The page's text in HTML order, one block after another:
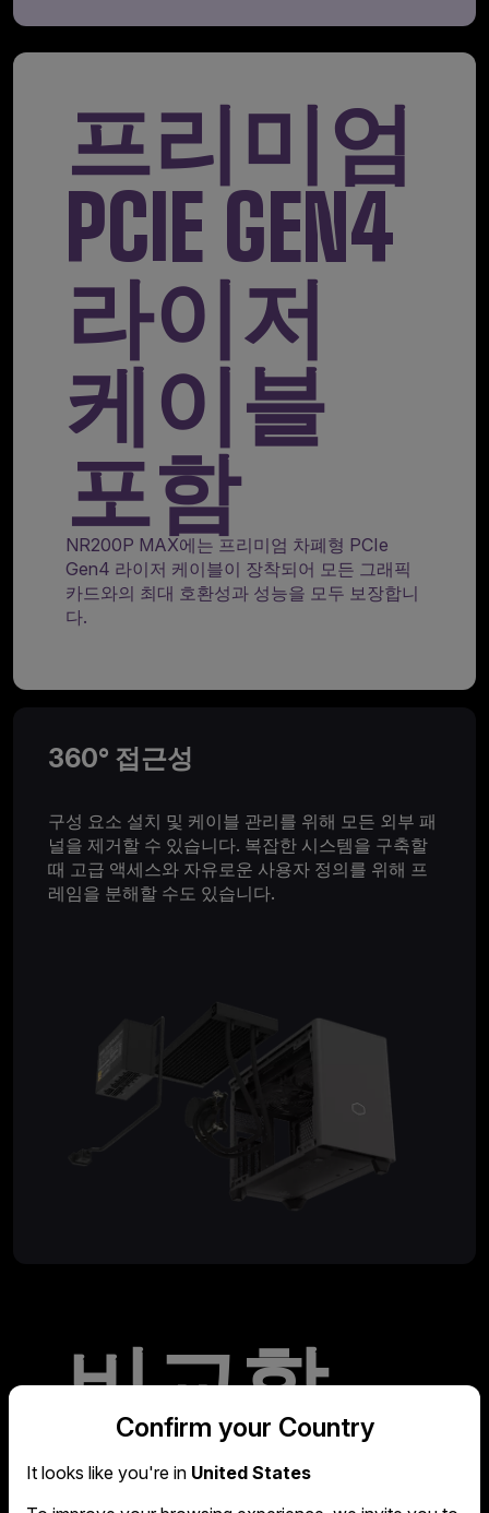
프리미엄
PCIE GEN4
라이저
케이블
포함
NR200P MAX에는 프리미엄 차폐형 PCIe
Gen4 라이저 케이블이 장착되어 모든 그래픽
카드와의 최대 호환성과 성능을 모두 보장합니
다.
360° 접근성
구성 요소 설치 및 케이블 관리를 위해 모든 외부 패
널을 제거할 수 있습니다. 복잡한 시스템을 구축할
때 고급 액세스와 자유로운 사용자 정의를 위해 프
레임을 분해할 수도 있습니다.
비교할
수 없는
Confirm your Country
It looks like you're in United States